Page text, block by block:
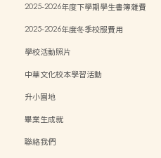
2025-2026年度下學期學生書簿雜費
2025-2026年度冬季校服費用
學校活動照片
中華文化校本學習活動
升小園地
畢業生成就
聯絡我們